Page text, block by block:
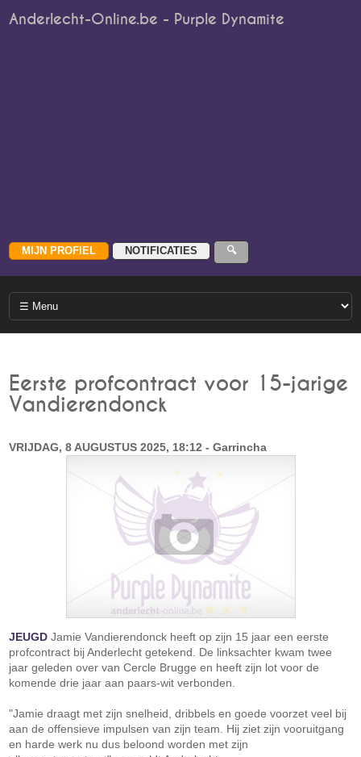
Anderlecht-Online.be - Purple Dynamite
Eerste profcontract voor 15-jarige
Vandierendonck
VRIJDAG, 8 AUGUSTUS 2025, 18:12 - Garrincha
JEUGD Jamie Vandierendonck heeft op zijn 15 jaar een eerste
profcontract bij Anderlecht getekend. De linksachter kwam twee
jaar geleden over van Cercle Brugge en heeft zijn lot voor de
komende drie jaar aan paars-wit verbonden.
"Jamie draagt met zijn snelheid, dribbels en goede voorzet veel bij
aan de offensieve impulsen van zijn team. Hij ziet zijn vooruitgang
en harde werk nu dus beloond worden met zijn